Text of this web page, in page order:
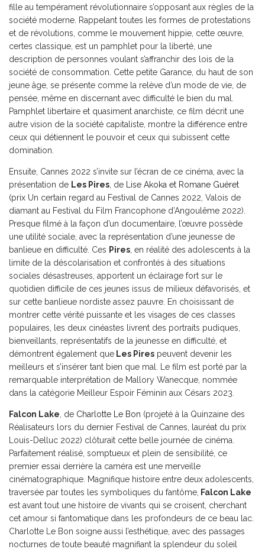
fille au tempérament révolutionnaire s’opposant aux règles de la
société moderne. Rappelant toutes les formes de protestations
et de révolutions, comme le mouvement hippie, cette œuvre,
certes classique, est un pamphlet pour la liberté, une
description de personnes voulant s’affranchir des lois de la
société de consommation. Cette petite Garance, du haut de son
jeune âge, se présente comme la relève d’un mode de vie, de
pensée, même en discernant avec difficulté le bien du mal.
Pamphlet libertaire et quasiment anarchiste, ce film décrit une
autre vision de la société capitaliste, montre la différence entre
ceux qui détiennent le pouvoir et ceux qui subissent cette
domination.
Ensuite, Cannes 2022 s’invite sur l’écran de ce cinéma, avec la
présentation de Les Pires, de Lise Akoka et Romane Guéret
(prix Un certain regard au Festival de Cannes 2022, Valois de
diamant au Festival du Film Francophone d’Angoulême 2022).
Presque filmé à la façon d’un documentaire, l’œuvre possède
une utilité sociale, avec la représentation d’une jeunesse de
banlieue en difficulté. Ces Pires, en réalité des adolescents à la
limite de la déscolarisation et confrontés à des situations
sociales désastreuses, apportent un éclairage fort sur le
quotidien difficile de ces jeunes issus de milieux défavorisés, et
sur cette banlieue nordiste assez pauvre. En choisissant de
montrer cette vérité puissante et les visages de ces classes
populaires, les deux cinéastes livrent des portraits pudiques,
bienveillants, représentatifs de la jeunesse en difficulté, et
démontrent également que Les Pires peuvent devenir les
meilleurs et s’insérer tant bien que mal. Le film est porté par la
remarquable interprétation de Mallory Wanecque, nommée
dans la catégorie Meilleur Espoir Féminin aux Césars 2023.
Falcon Lake, de Charlotte Le Bon (projeté à la Quinzaine des
Réalisateurs lors du dernier Festival de Cannes, lauréat du prix
Louis-Delluc 2022) clôturait cette belle journée de cinéma.
Parfaitement réalisé, somptueux et plein de sensibilité, ce
premier essai derrière la caméra est une merveille
cinématographique. Magnifique histoire entre deux adolescents,
traversée par toutes les symboliques du fantôme, Falcon Lake
est avant tout une histoire de vivants qui se croisent, cherchant
cet amour si fantomatique dans les profondeurs de ce beau lac.
Charlotte Le Bon soigne aussi l’esthétique, avec des passages
nocturnes de toute beauté magnifiant la splendeur du soleil